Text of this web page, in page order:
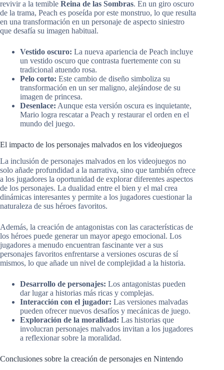
revivir a la temible Reina de las Sombras. En un giro oscuro
de la trama, Peach es poseída por este monstruo, lo que resulta
en una transformación en un personaje de aspecto siniestro
que desafía su imagen habitual.
Vestido oscuro: La nueva apariencia de Peach incluye
un vestido oscuro que contrasta fuertemente con su
tradicional atuendo rosa.
Pelo corto: Este cambio de diseño simboliza su
transformación en un ser maligno, alejándose de su
imagen de princesa.
Desenlace: Aunque esta versión oscura es inquietante,
Mario logra rescatar a Peach y restaurar el orden en el
mundo del juego.
El impacto de los personajes malvados en los videojuegos
La inclusión de personajes malvados en los videojuegos no
solo añade profundidad a la narrativa, sino que también ofrece
a los jugadores la oportunidad de explorar diferentes aspectos
de los personajes. La dualidad entre el bien y el mal crea
dinámicas interesantes y permite a los jugadores cuestionar la
naturaleza de sus héroes favoritos.
Además, la creación de antagonistas con las características de
los héroes puede generar un mayor apego emocional. Los
jugadores a menudo encuentran fascinante ver a sus
personajes favoritos enfrentarse a versiones oscuras de sí
mismos, lo que añade un nivel de complejidad a la historia.
Desarrollo de personajes: Los antagonistas pueden
dar lugar a historias más ricas y complejas.
Interacción con el jugador: Las versiones malvadas
pueden ofrecer nuevos desafíos y mecánicas de juego.
Exploración de la moralidad: Las historias que
involucran personajes malvados invitan a los jugadores
a reflexionar sobre la moralidad.
Conclusiones sobre la creación de personajes en Nintendo